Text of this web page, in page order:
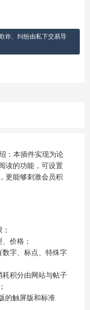
诈、纠纷由私下交易导
：本插件实现为论
读的功能，可设置
更能够刺激会员积
价格；
字、标点、特殊字
积分由网站与帖子
的触屏版和标准